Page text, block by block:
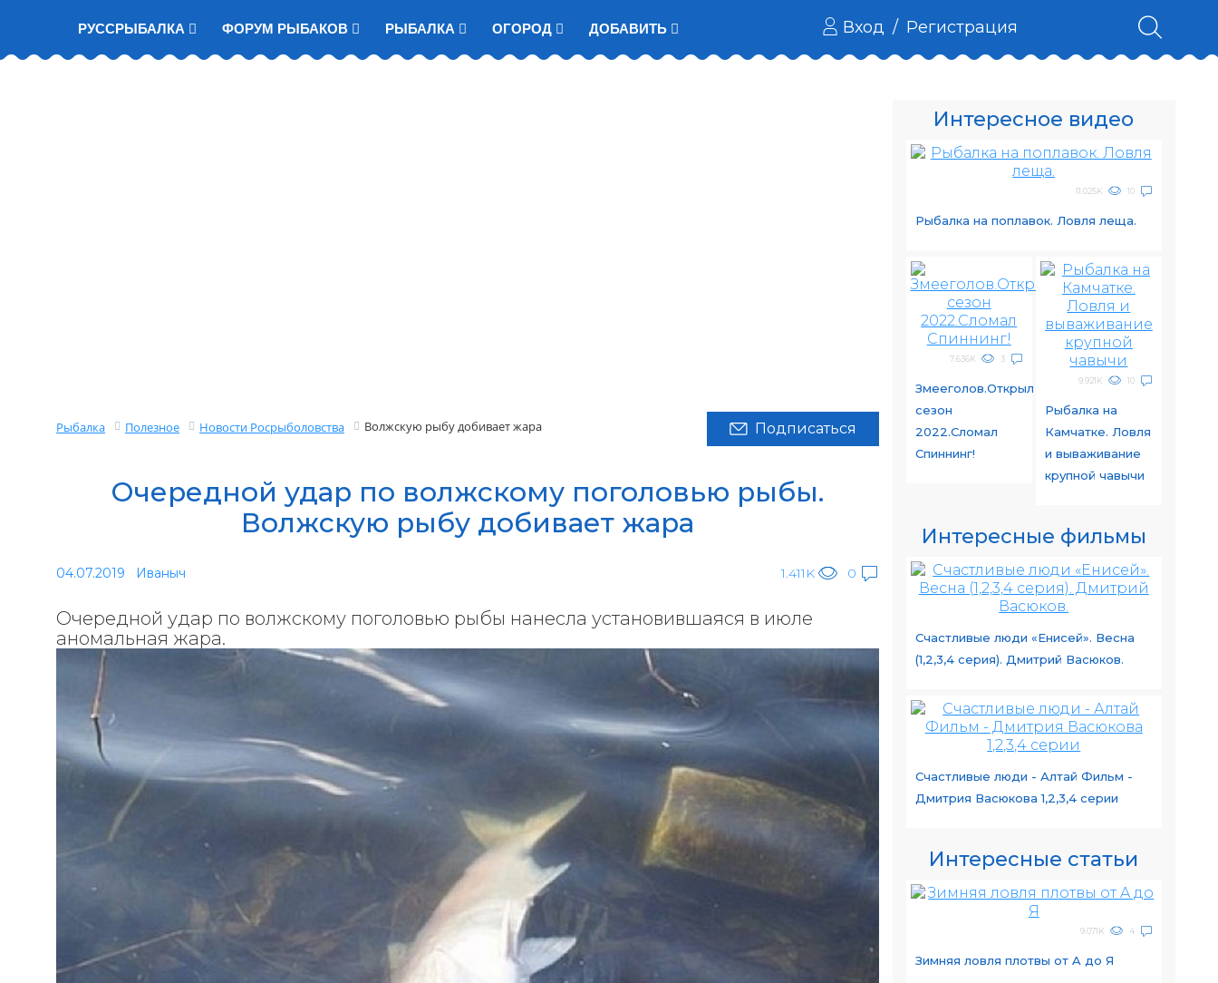
РУССРЫБАЛКА ФОРУМ РЫБАКОВ РЫБАЛКА ОГОРОД ДОБАВИТЬ Вход / Регистрация
Рыбалка Полезное Новости Росрыболовства Волжскую рыбу добивает жара Подписаться
Очередной удар по волжскому поголовью рыбы.
Волжскую рыбу добивает жара
04.07.2019 Иваныч 1.411K 0
Очередной удар по волжскому поголовью рыбы нанесла установившаяся в июле
аномальная жара.
Интересное видео
11.025K 10
Рыбалка на поплавок. Ловля леща.
7.636K 3
Змееголов.Открыл
сезон
2022.Сломал
Спиннинг!
9.921K 10
Рыбалка на
Камчатке. Ловля
и вываживание
крупной чавычи
Интересные фильмы
Счастливые люди «Енисей». Весна
(1,2,3,4 серия). Дмитрий Васюков.
Счастливые люди - Алтай Фильм -
Дмитрия Васюкова 1,2,3,4 серии
Интересные статьи
9.071K 4
Зимняя ловля плотвы от A до Я